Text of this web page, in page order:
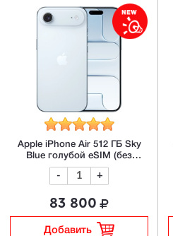
Apple iPhone Air 512 ГБ Sky
Blue голубой eSIM (без
RuStore)
- +
83 800
Добавить